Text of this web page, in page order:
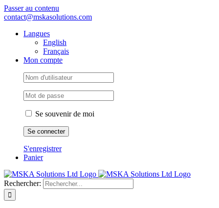
Passer au contenu
contact@mskasolutions.com
Langues
English
Français
Mon compte
Se souvenir de moi
S'enregistrer
Panier
Rechercher: